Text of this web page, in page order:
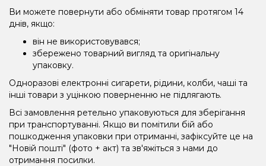
Ви можете повернути або обміняти товар протягом 14
днів, якщо:
він не використовувався;
збережено товарний вигляд та оригінальну
упаковку.
Одноразові електронні сигарети, рідини, колби, чаші та
інші товари з уцінкою поверненню не підлягають.
Всі замовлення ретельно упаковуються для зберігання
при транспортуванні. Якщо ви помітили бій або
пошкодження упаковки при отриманні, зафіксуйте це на
"Новій пошті" (фото + акт) та зв'яжіться з нами до
отримання посилки.